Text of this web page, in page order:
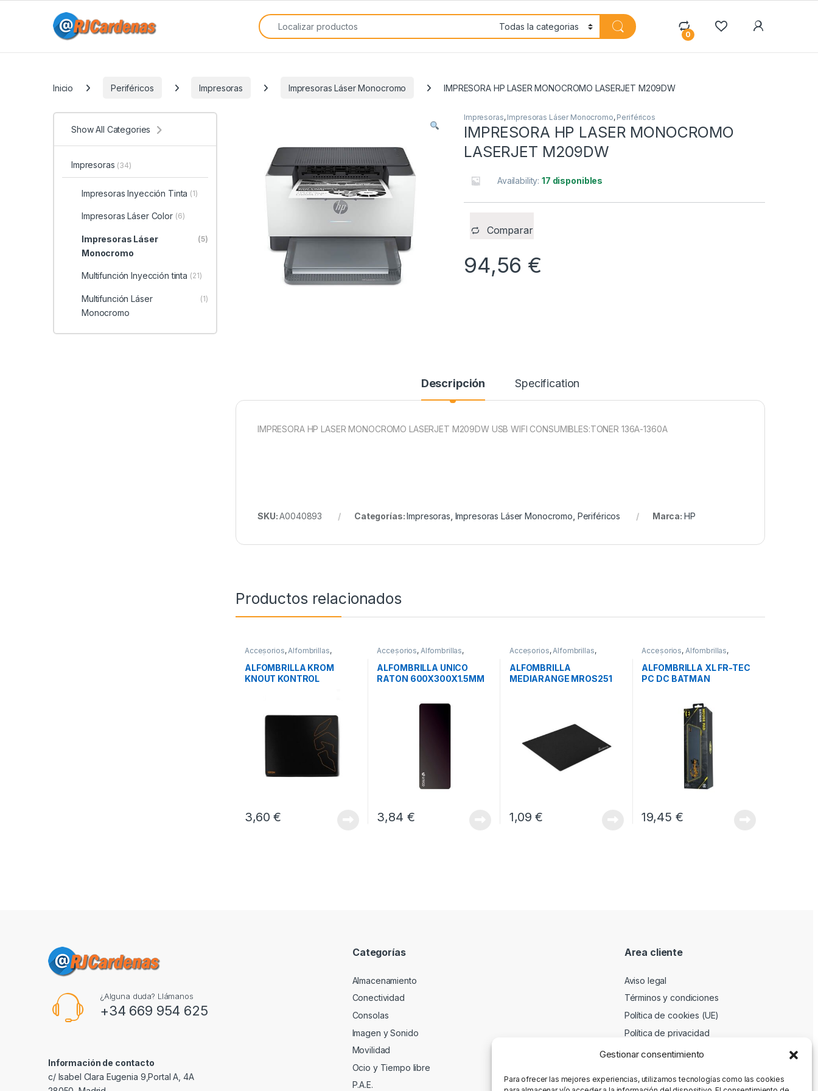
Gestionar consentimiento
Para ofrecer las mejores experiencias, utilizamos tecnologías como las cookies
Search for:
0
Inicio Periféricos Impresoras Impresoras Láser Monocromo IMPRESORA HP LASER MONOCROMO LASERJET M209DW
Impresoras, Impresoras Láser Monocromo, Periféricos
IMPRESORA HP LASER MONOCROMO
LASERJET M209DW
Availability:17 disponibles
Comparar
94,56 €
Descripción Specification
IMPRESORA HP LASER MONOCROMO LASERJET M209DW USB WIFI CONSUMIBLES:TONER 136A-1360A
SKU:A0040893 Categorías:Impresoras Impresoras Láser Monocromo Periféricos Marca: HP
Productos relacionados
Accesorios,Alfombrillas,
Periféricos
ALFOMBRILLA KROM
KNOUT KONTROL
3,60€
Accesorios, Alfombrillas,
Periféricos
ALFOMBRILLA UNICO
RATON 600X300X1.5MM
3,84 €
Accesorios,Alfombrillas,
Periféricos
ALFOMBRILLA
MEDIARANGE MROS251
1,09€
Accesorios, Alfombrillas,
Periféricos
ALFOMBRILLA XL FR-TEC
PC DC BATMAN
19,45 €
Show All Categories
Impresoras (34)
Impresoras Inyección Tinta (1)
Impresoras Láser Color (6)
Impresoras Láser
Monocromo
(5)
Multifunción Inyección tinta (21)
Multifunción Láser
Monocromo
(1)
¿Alguna duda? Llámanos
+34 669 954 625
Información de contacto
c/ Isabel Clara Eugenia 9,Portal A, 4A
Categorías
Almacenamiento
Conectividad
Consolas
Imagen y Sonido
Movilidad
Ocio y Tiempo libre
P.A.E.
Area cliente
Aviso legal
Términos y condiciones
Política de cookies (UE)
Política de privacidad